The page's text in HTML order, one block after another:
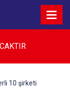
10 şirketi